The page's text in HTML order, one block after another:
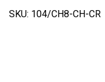
SKU: 104/CΗ8-CH-CR